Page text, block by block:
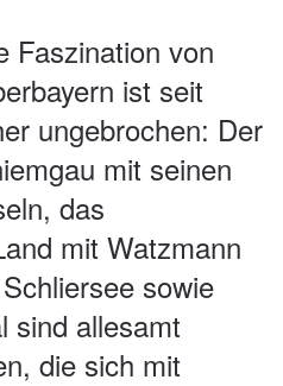
Faszination von
ist seit
ungebrochen: Der
mit seinen
das
mit Watzmann
sowie
sind allesamt
die sich mit